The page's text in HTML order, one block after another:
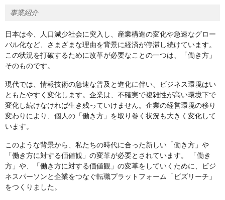
事業紹介
日本は今、人口減少社会に突入し、産業構造の変化や急速なグロー
バル化など、さまざまな理由を背景に経済が停滞し続けています。
この状況を打破するために改革が必要なことの一つは、「働き方」
そのものです。
現代では、情報技術の急速な普及と進化に伴い、ビジネス環境はい
ともたやすく変化します。企業は、不確実で複雑性が高い環境下で
変化し続けなければ生き残っていけません。企業の経営環境の移り
変わりにより、個人の「働き方」を取り巻く状況も大きく変化して
います。
このような背景から、私たちの時代に合った新しい「働き方」や
「働き方に対する価値観」の変革が必要とされています。 「働き
方」や、「働き方に対する価値観」の変革をしていくために、ビジ
ネスパーソンと企業をつなぐ転職プラットフォーム「ビズリーチ」
をつくりました。